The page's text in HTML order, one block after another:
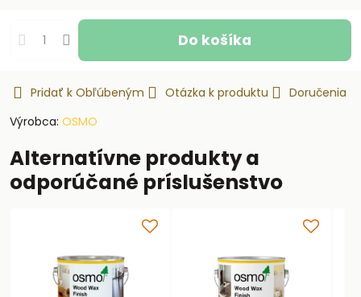
Do košíka
Pridať k Obľúbeným Otázka k produktu
Doručenia
Výrobca: OSMO
Alternatívne produkty a
odporúčané príslušenstvo